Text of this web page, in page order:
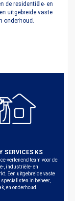
de residentiële- en
uitgebreide vaste
onderhoud.
SERVICES KS
verlenend team voor de
, industriële- en
Een uitgebreide vaste
specialisten in beheer,
en onderhoud.